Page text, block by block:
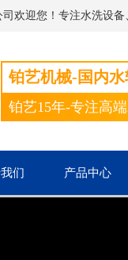
欢迎您！专注水洗设备
铂艺机械-国内
铂艺15年-专注高
们 产品中心